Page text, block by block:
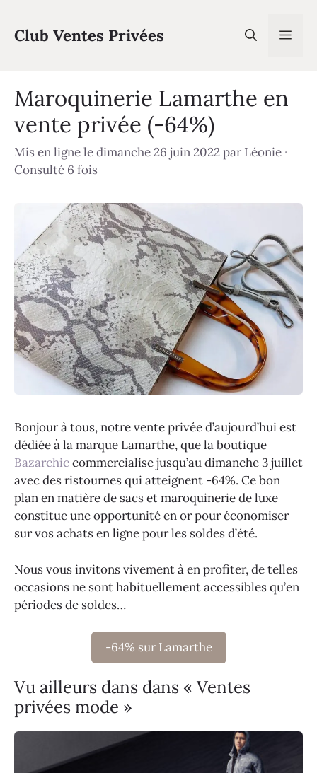
contenu
Club Ventes Privées
Maroquinerie Lamarthe en
vente privée (-64%)
Mis en ligne le dimanche 26 juin 2022parLéonie ·
Consulté 6 fois
Bonjour à tous, notre vente privée d’aujourd’hui est
dédiée à la marque Lamarthe, que la boutique
Bazarchiccommercialise jusqu’au dimanche 3 juillet
avec des ristournes qui atteignent -64%. Ce bon
plan en matière de sacs et maroquinerie de luxe
constitue une opportunité en or pour économiser
sur vos achats en ligne pour les soldes d’été.
Nous vous invitons vivement à en profiter, de telles
occasions ne sont habituellement accessibles qu’en
périodes de soldes…
-64% sur Lamarthe
Vu ailleurs dans dans « Ventes
privées mode »